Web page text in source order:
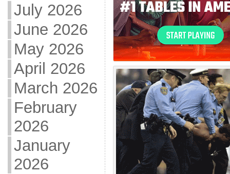
July 2026
June 2026
May 2026
April 2026
March 2026
February
2026
January
2026